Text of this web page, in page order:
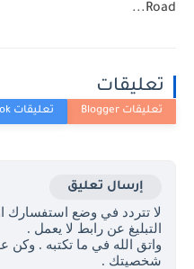
Road...
تعليقات
إرسال تعليق
لا تتردد في وضع استفسارك
التبليغ عن رابط لا يعمل .
واتق الله في ما تكتبه . وكن
شخصيتك .